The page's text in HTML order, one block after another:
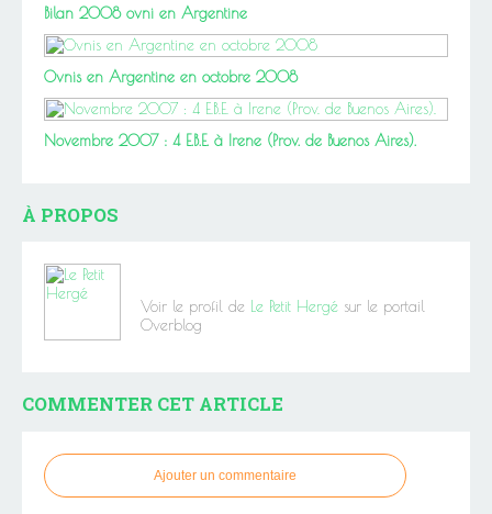
Bilan 2008 ovni en Argentine
Ovnis en Argentine en octobre 2008
Novembre 2007 : 4 E.B.E. à Irene (Prov. de Buenos Aires).
À PROPOS
Voir le profil de Le Petit Hergé sur le portail
Overblog
COMMENTER CET ARTICLE
Ajouter un commentaire